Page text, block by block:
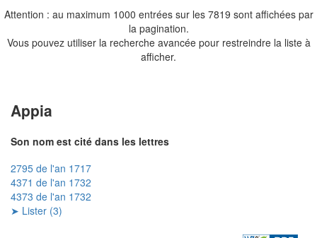
Attention : au maximum 1000 entrées sur les 7819 sont affichées par
la pagination.
Vous pouvez utiliser la recherche avancée pour restreindre la liste à
afficher.
Appia
Son nom est cité dans les lettres
2795 de l'an 1717
4371 de l'an 1732
4373 de l'an 1732
➤ Lister (3)